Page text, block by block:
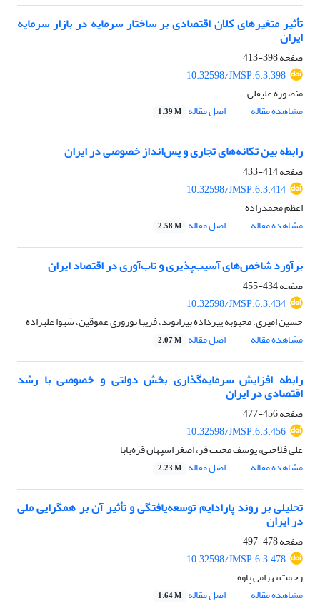
تأثیر متغیرهای کلان اقتصادی بر ساختار سرمایه در بازار سرمایه
ایران
صفحه398-413
10.32598/JMSP.6.3.398
منصوره علیقلی
مشاهده مقاله
اصل مقاله 1.39 M
رابطه بین تکانه‌های تجاری و پس‌انداز خصوصی در ایران
صفحه414-433
10.32598/JMSP.6.3.414
اعظم محمدزاده
مشاهده مقاله
اصل مقاله 2.58 M
برآورد شاخص‌های آسیب‌پذیری و تاب‌آوری در اقتصاد ایران
صفحه434-455
10.32598/JMSP.6.3.434
حسین امیری، محبوبه پیرداده بیرانوند، فریبا نوروزی عموقین، شیوا علیزاده
مشاهده مقاله
اصل مقاله 2.07 M
رابطه افزایش سرمایه‌گذاری بخش دولتی و خصوصی با رشد
اقتصادی در ایران
صفحه456-477
10.32598/JMSP.6.3.456
علی فلاحتی، یوسف محنت فر، اصغر اسپهان قره‌بابا
مشاهده مقاله
اصل مقاله 2.23 M
تحلیلی بر روند پارادایم توسعه‌یافتگی و تأثیر آن بر همگرایی ملی
در ایران
صفحه478-497
10.32598/JMSP.6.3.478
رحمت بهرامی پاوه
مشاهده مقاله
اصل مقاله 1.64 M